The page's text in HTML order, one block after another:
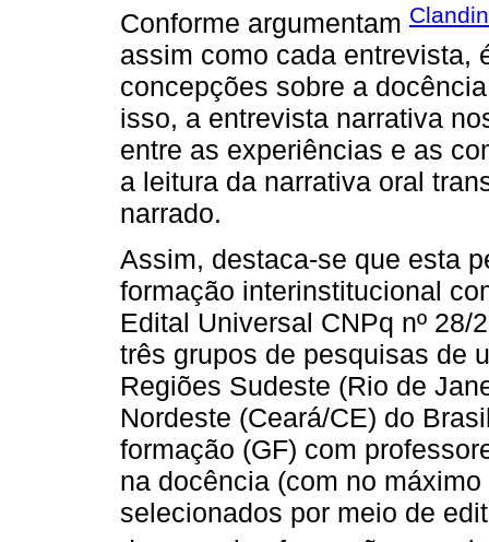
Conforme argumentam
assim como cada entrevista,
concepções sobre a
isso, a entrevista narrativa
entre as experiências e as
a leitura da narrativa oral
narrado.
Assim, destaca-se que esta
formação interinstitucional
Edital Universal CNPq nº
três grupos de pesquisas de
Regiões Sudeste (Rio de
Nordeste (Ceará/CE) do
formação (GF) com
na docência (com no
selecionados por meio de